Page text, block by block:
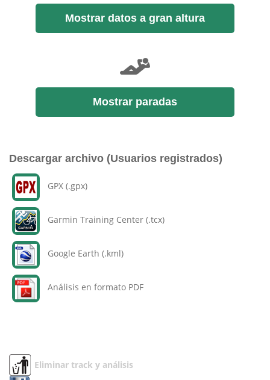
Mostrar datos a gran altura
Mostrar paradas
Descargar archivo (Usuarios registrados)
GPX (.gpx)
Garmin Training Center (.tcx)
Google Earth (.kml)
Análisis en formato PDF
Eliminar track y análisis